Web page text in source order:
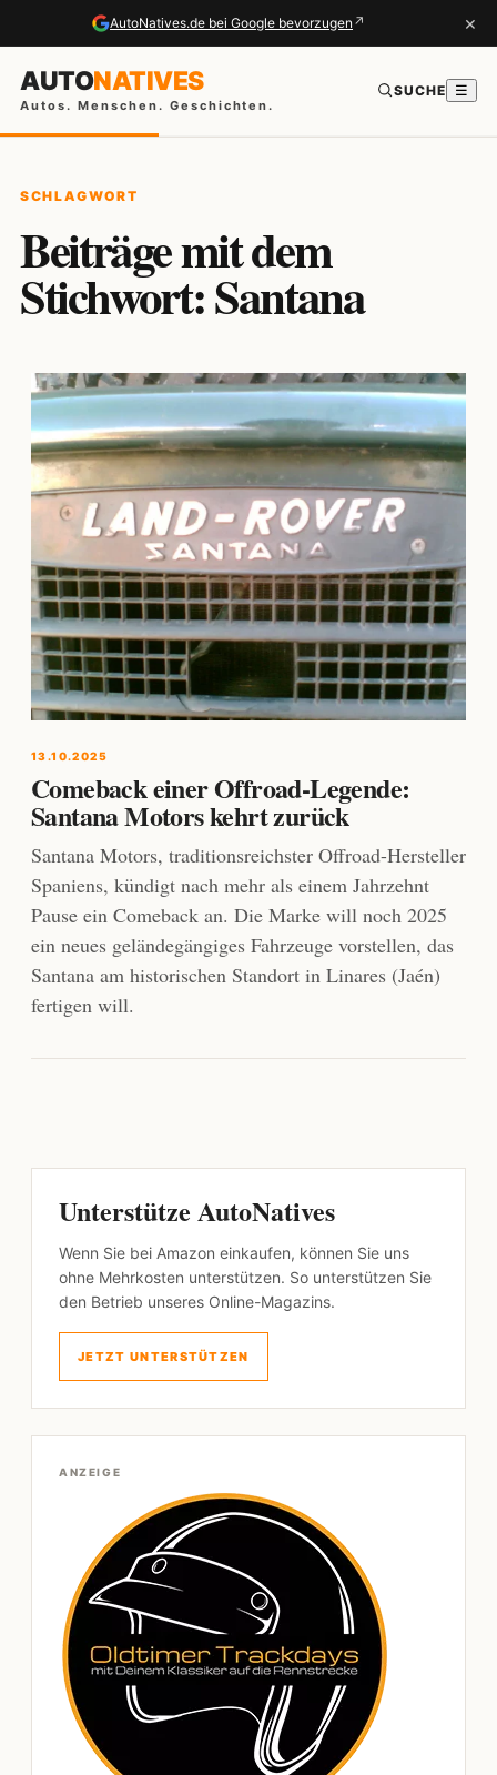
AutoNatives.de bei Google bevorzugen ↗ ×
AUTONATIVES
Autos. Menschen. Geschichten.
SUCHE ☰
SCHLAGWORT
Beiträge mit dem
Stichwort: Santana
13.10.2025
Comeback einer Offroad-Legende:
Santana Motors kehrt zurück
Santana Motors, traditionsreichster Offroad-Hersteller
Spaniens, kündigt nach mehr als einem Jahrzehnt
Pause ein Comeback an. Die Marke will noch 2025
ein neues geländegängiges Fahrzeuge vorstellen, das
Santana am historischen Standort in Linares (Jaén)
fertigen will.
Unterstütze AutoNatives
Wenn Sie bei Amazon einkaufen, können Sie uns
ohne Mehrkosten unterstützen. So unterstützen Sie
den Betrieb unseres Online-Magazins.
JETZT UNTERSTÜTZEN
ANZEIGE